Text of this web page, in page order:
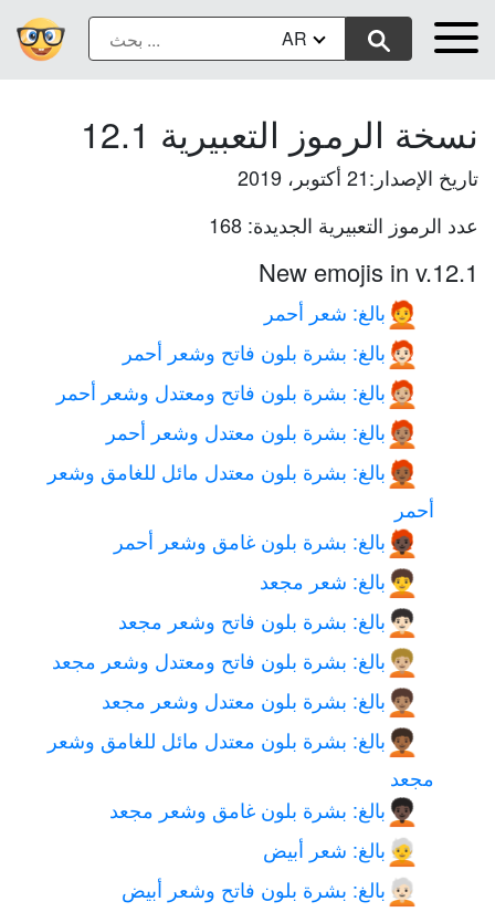
AR
نسخة الرموز التعبيرية 12.1
تاريخ الإصدار:21 أكتوبر، 2019
عدد الرموز التعبيرية الجديدة: 168
New emojis in v.12.1
🧑‍🦰 بالغ: شعر أحمر
🧑🏻‍🦰 بالغ: بشرة بلون فاتح وشعر أحمر
🧑🏼‍🦰 بالغ: بشرة بلون فاتح ومعتدل وشعر أحمر
🧑🏽‍🦰 بالغ: بشرة بلون معتدل وشعر أحمر
🧑🏾‍🦰 بالغ: بشرة بلون معتدل مائل للغامق وشعر
أحمر
🧑🏿‍🦰 بالغ: بشرة بلون غامق وشعر أحمر
🧑‍🦱بالغ: شعر مجعد
🧑🏻‍🦱بالغ: بشرة بلون فاتح وشعر مجعد
🧑🏼‍🦱 بالغ: بشرة بلون فاتح ومعتدل وشعر مجعد
🧑🏽‍🦱بالغ: بشرة بلون معتدل وشعر مجعد
🧑🏾‍🦱بالغ: بشرة بلون معتدل مائل للغامق وشعر
مجعد
🧑🏿‍🦱بالغ: بشرة بلون غامق وشعر مجعد
🧑‍🦳 بالغ: شعر أبيض
🧑🏻‍🦳 بالغ: بشرة بلون فاتح وشعر أبيض